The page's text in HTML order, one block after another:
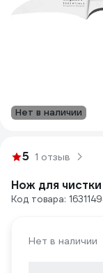
Нет в наличии
5 1 отзыв
Нож для
Код товара:
Нет в наличии